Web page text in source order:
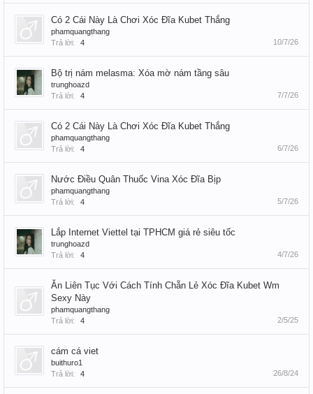
Có 2 Cái Này Là Chơi Xóc Đĩa Kubet Thắng
phamquangthang
Trả lời:
4 10/7/26
Bộ trị nám melasma: Xóa mờ nám tầng sâu
trunghoazd
Trả lời:
4 7/7/26
Có 2 Cái Này Là Chơi Xóc Đĩa Kubet Thắng
phamquangthang
Trả lời:
4 6/7/26
Nước Điều Quân Thuốc Vina Xóc Đĩa Bịp
phamquangthang
Trả lời:
4 5/7/26
Lắp Internet Viettel tại TPHCM giá rẻ siêu tốc
trunghoazd
Trả lời:
4 4/7/26
Ăn Liên Tục Với Cách Tính Chẵn Lẻ Xóc Đĩa Kubet Wm
Sexy Này
phamquangthang
Trả lời:
4 2/5/25
cám cá viet
buithuro1
Trả lời:
4 26/8/24